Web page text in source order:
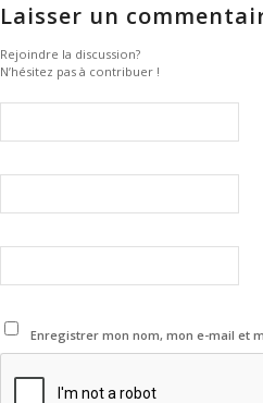
Laisser un
Rejoindre la discussion?
N’hésitez pas à contribuer !
Enregistrer mon nom, mon e-mail et